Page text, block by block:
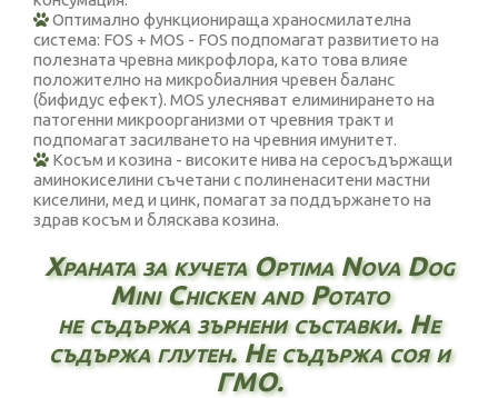
Оптимално функционираща храносмилателна
система: FOS + MOS - FOS подпомагат развитието на
полезната чревна микрофлора, като това влияе
положително на микробиалния чревен баланс
(бифидус ефект). MOS улесняват елиминирането на
патогенни микроорганизми от чревния тракт и
подпомагат засилването на чревния имунитет.
Косъм и козина - високите нива на серосъдържащи
аминокиселини съчетани с полиненаситени мастни
киселини, мед и цинк, помагат за поддържането на
здрав косъм и бляскава козина.
Храната за кучета Optima Nova Dog
Mini Chicken and Potato
не съдържа зърнени съставки. Не
съдържа глутен. Не съдържа соя и
ГМО.